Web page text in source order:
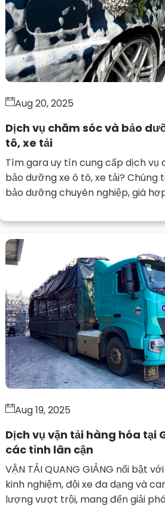
Aug 20, 2025
Dịch vụ chăm sóc và bảo
tô, xe tải
Tìm gara uy tín cung cấp dịch vụ
bảo dưỡng xe ô tô, xe tải? Chúng
bảo dưỡng chuyên nghiệp, giá
Aug 19, 2025
Dịch vụ vận tải hàng hóa tại
các tỉnh lân cận
VẬN TẢI QUANG GIẢNG nổi bật
kinh nghiệm, đội xe đa dạng và
lượng vượt trội, mang đến giải